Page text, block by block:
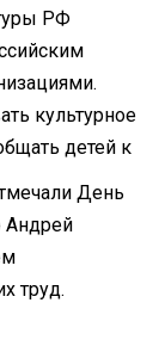
РФ
культурное
детей к
День
Андрей
труд.